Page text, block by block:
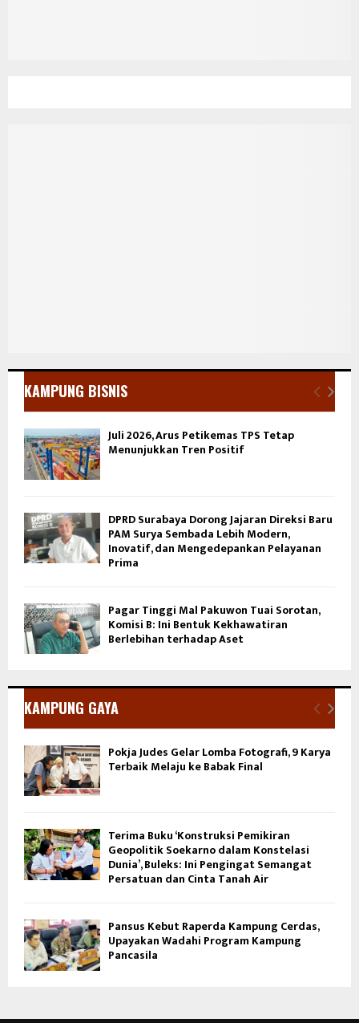
KAMPUNG BISNIS
Juli 2026, Arus Petikemas TPS Tetap
Menunjukkan Tren Positif
DPRD Surabaya Dorong Jajaran Direksi Baru
PAM Surya Sembada Lebih Modern,
Inovatif, dan Mengedepankan Pelayanan
Prima
Pagar Tinggi Mal Pakuwon Tuai Sorotan,
Komisi B: Ini Bentuk Kekhawatiran
Berlebihan terhadap Aset
KAMPUNG GAYA
Pokja Judes Gelar Lomba Fotografi, 9 Karya
Terbaik Melaju ke Babak Final
Terima Buku ‘Konstruksi Pemikiran
Geopolitik Soekarno dalam Konstelasi
Dunia’, Buleks: Ini Pengingat Semangat
Persatuan dan Cinta Tanah Air
Pansus Kebut Raperda Kampung Cerdas,
Upayakan Wadahi Program Kampung
Pancasila